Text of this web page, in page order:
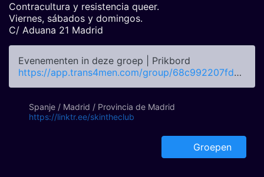
Contracultura y resistencia queer.
Viernes, sábados y domingos.
C/ Aduana 21 Madrid
Evenementen in deze groep | Prikbord
https://app.trans4men.com/group/68c992207fd353b18a02a442
Spanje / Madrid / Provincia de Madrid
https://linktr.ee/skintheclub
Groepen